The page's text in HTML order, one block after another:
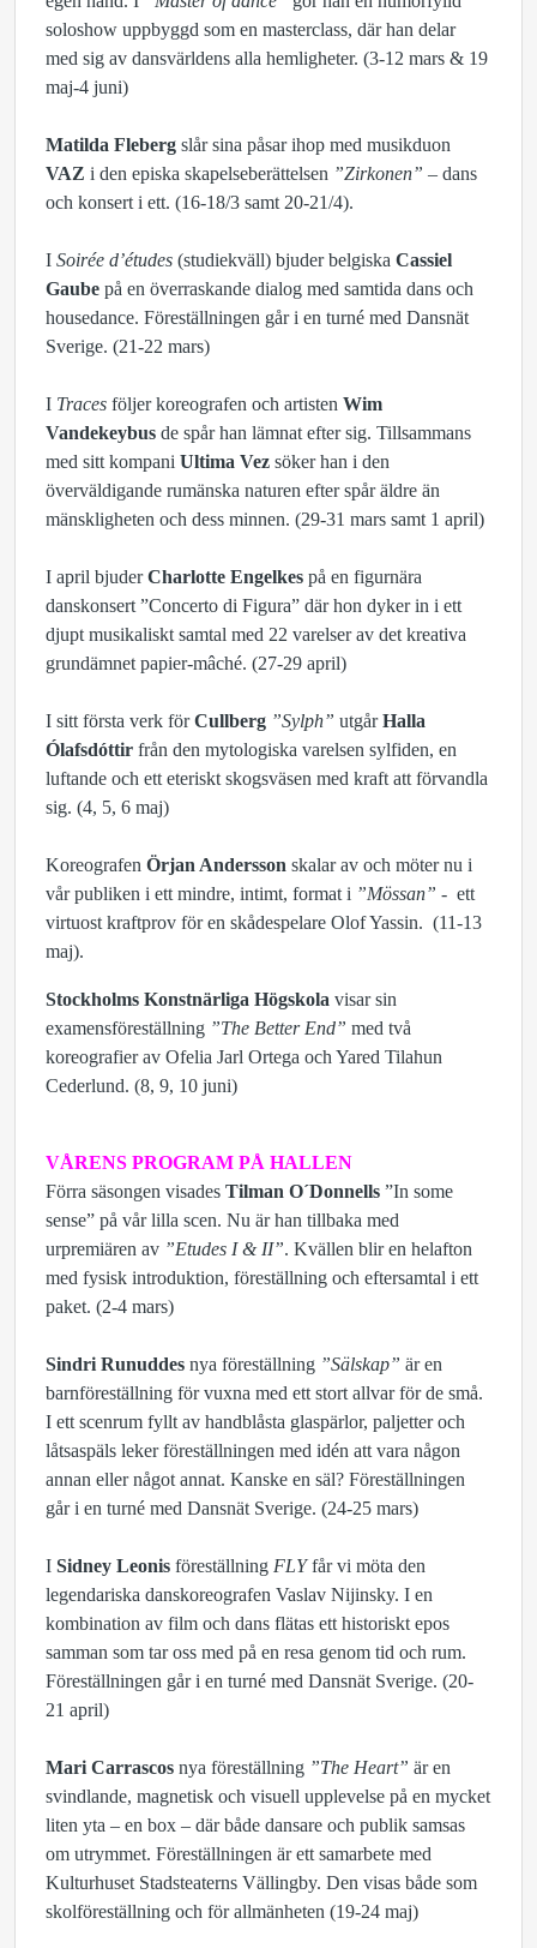
soloshow uppbyggd som en masterclass, där han delar
med sig av dansvärldens alla hemligheter. (3-12 mars & 19
maj-4 juni)
Matilda Fleberg slår sina påsar ihop med musikduon
VAZ i den episka skapelseberättelsen ”Zirkonen” – dans
och konsert i ett. (16-18/3 samt 20-21/4).
I Soirée d’études (studiekväll) bjuder belgiska Cassiel
Gaube på en överraskande dialog med samtida dans och
housedance. Föreställningen går i en turné med Dansnät
Sverige. (21-22 mars)
I Traces följer koreografen och artisten Wim
Vandekeybus de spår han lämnat efter sig. Tillsammans
med sitt kompani Ultima Vez söker han i den
överväldigande rumänska naturen efter spår äldre än
mänskligheten och dess minnen. (29-31 mars samt 1 april)
I april bjuderCharlotte Engelkes på en figurnära
danskonsert ”Concerto di Figura” där hon dyker in i ett
djupt musikaliskt samtal med 22 varelser av det kreativa
grundämnet papier-mâché. (27-29 april)
I sitt första verk förCullberg ”Sylph” utgårHalla
Ólafsdóttir från den mytologiska varelsen sylfiden, en
luftande och ett eteriskt skogsväsen med kraft att förvandla
sig. (4, 5, 6 maj)
Koreografen Örjan Andersson skalar av och möter nu i
vår publiken i ett mindre, intimt, format i ”Mössan” - ett
virtuost kraftprov för en skådespelare Olof Yassin. (11-13
maj).
Stockholms Konstnärliga Högskola visar sin
examensföreställning ”The Better End” med två
koreografier av Ofelia Jarl Ortega och Yared Tilahun
Cederlund. (8, 9, 10 juni)
VÅRENS PROGRAM PÅ HALLEN
Förra säsongen visades Tilman O´Donnells ”In some
sense” på vår lilla scen. Nu är han tillbaka med
urpremiären av ”Etudes I & II”. Kvällen blir en helafton
med fysisk introduktion, föreställning och eftersamtal i ett
paket. (2-4 mars)
Sindri Runuddes nya föreställning ”Sälskap” är en
barnföreställning för vuxna med ett stort allvar för de små.
I ett scenrum fyllt av handblåsta glaspärlor, paljetter och
låtsaspäls leker föreställningen med idén att vara någon
annan eller något annat. Kanske en säl? Föreställningen
går i en turné med Dansnät Sverige. (24-25 mars)
I Sidney Leonis föreställning FLYfår vi möta den
legendariska danskoreografen Vaslav Nijinsky. I en
kombination av film och dans flätas ett historiskt epos
samman som tar oss med på en resa genom tid och rum.
Föreställningen går i en turné med Dansnät Sverige. (20-
21 april)
Mari Carrascos nya föreställning ”The Heart” är en
svindlande, magnetisk och visuell upplevelse på en mycket
liten yta – en box – där både dansare och publik samsas
om utrymmet. Föreställningen är ett samarbete med
Kulturhuset Stadsteaterns Vällingby. Den visas både som
skolföreställning och för allmänheten (19-24 maj)